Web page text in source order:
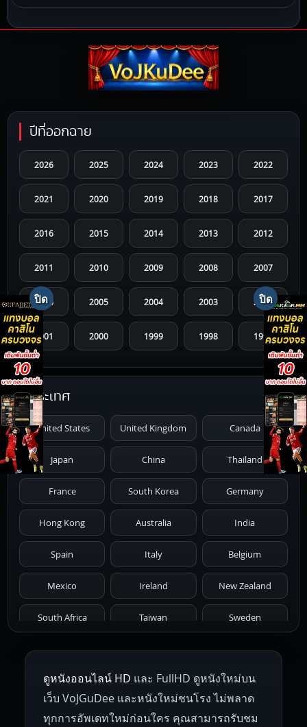
ปีที่ออกฉาย
2026 2025 2024 2023 2022
2021 2020 2019 2018 2017
2016 2015 2014 2013 2012
2011 2010 2009 2008 2007
2006 2005 2004 2003 2002
2001 2000 1999 1998 1997
1996 1995 1994 1993 1992
1991 1987
1986 1985 1984 1983 1982
1981 1980 1979 1978 1977
1976 1975 1974 1973 1972
1971 1970 1969 1968 1967
1966 1965 1964 1963 1962
1959 1955
1945 1942 1941 1940 1939
1938 1937 1930 1928 1916
ประเทศ
United States United Kingdom Canada
Japan China Thailand
France South Korea Germany
Hong Kong Australia India
Spain Italy Belgium
Mexico Ireland New Zealand
South Africa Taiwan Sweden
Netherlands Russia Poland
Hungary Denmark Bulgaria
Czech Republic Brazil Turkey
ดูหนังออนไลน์ HD และ FullHD ดูหนังใหม่บน
เว็บ VoJGuDee และหนังใหม่ชนโรง ไม่พลาด
ทุกการอัพเดทใหม่ก่อนใคร คุณสามารถรับชม